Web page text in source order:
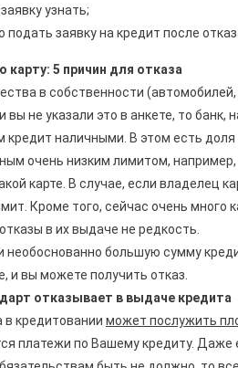
узнать;
подать заявку на кредит после
5 причин для отказа
в собственности
не указали это в анкете, то банк,
кредит наличными. В этом есть
очень низким лимитом,
карте. В случае, если владелец
Кроме того, сейчас очень
в их выдаче не редкость.
необоснованно большую сумму
и вы можете получить отказ.
отказывает в выдаче кредита
в кредитовании может послужить
платежи по Вашему кредиту. Даже